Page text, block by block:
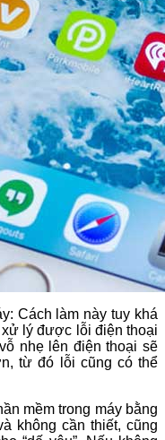
Cách làm này tuy khá
lý được lỗi điện thoại
nhẹ lên điện thoại sẽ
từ đó lỗi cũng có thể
mềm trong máy bằng
không cần thiết, cũng